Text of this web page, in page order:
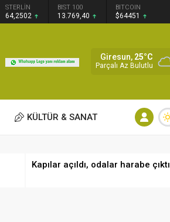
STERLİN
64,2502
BIST 100
13.769,40
BITCOIN
$64451
Giresun, 25°C
Parçalı Az Bulutlu
KÜLTÜR & SANAT
Kapılar açıldı, odalar harabe çıktı